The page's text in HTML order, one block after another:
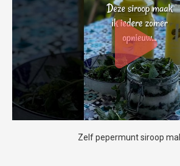
Zelf pepermunt siroop